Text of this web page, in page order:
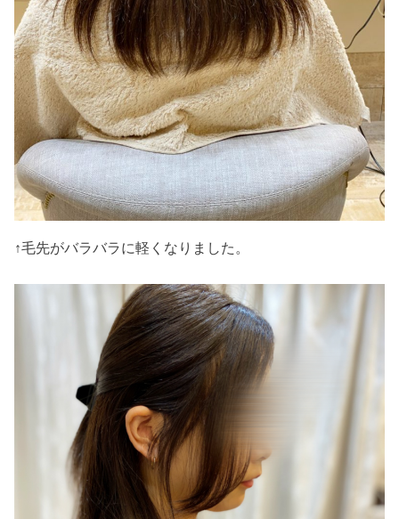
↑毛先がバラバラに軽くなりました。